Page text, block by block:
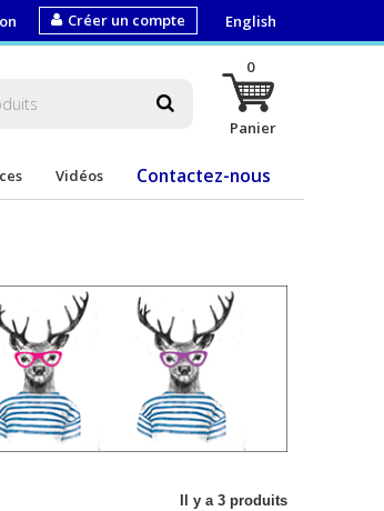
English
Créer un compte
0
Panier
Vidéos Contactez-nous
Il y a 3 produits